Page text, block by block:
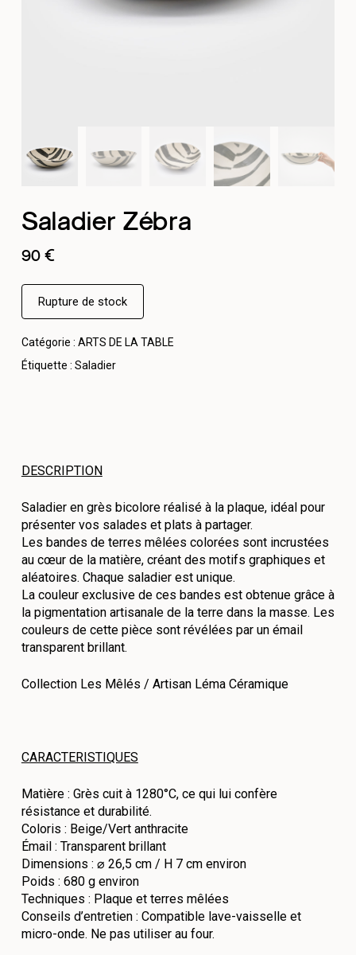
Saladier Zébra
90€
Rupture de stock
Catégorie : ARTS DE LA TABLE
Étiquette : Saladier
DESCRIPTION
Saladier en grès bicolore réalisé à la plaque, idéal pour
présenter vos salades et plats à partager.
Les bandes de terres mêlées colorées sont incrustées
au cœur de la matière, créant des motifs graphiques et
aléatoires. Chaque saladier est unique.
La couleur exclusive de ces bandes est obtenue grâce à
la pigmentation artisanale de la terre dans la masse. Les
couleurs de cette pièce sont révélées par un émail
transparent brillant.
Collection Les Mêlés / Artisan Léma Céramique
CARACTERISTIQUES
Matière : Grès cuit à 1280°C, ce qui lui confère
résistance et durabilité.
Coloris : Beige/Vert anthracite
Émail : Transparent brillant
Dimensions : ⌀ 26,5 cm / H 7 cm environ
Poids : 680 g environ
Techniques : Plaque et terres mêlées
Conseils d’entretien : Compatible lave-vaisselle et
micro-onde. Ne pas utiliser au four.